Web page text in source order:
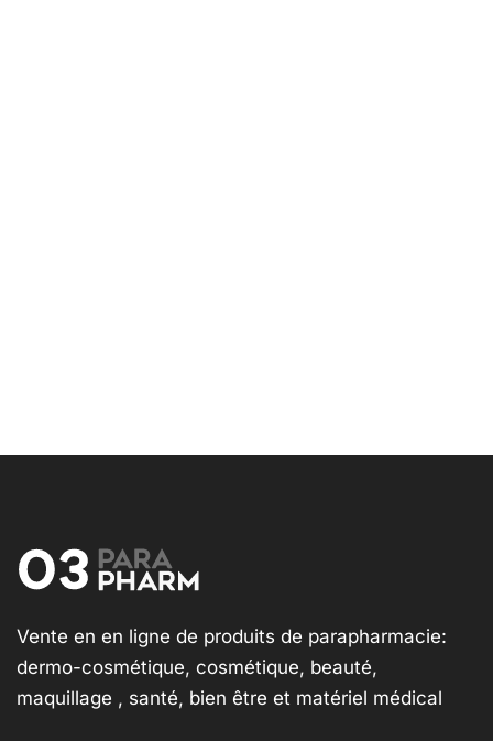
Vente en en ligne de produits de parapharmacie:
dermo-cosmétique, cosmétique, beauté,
maquillage , santé, bien être et matériel médical